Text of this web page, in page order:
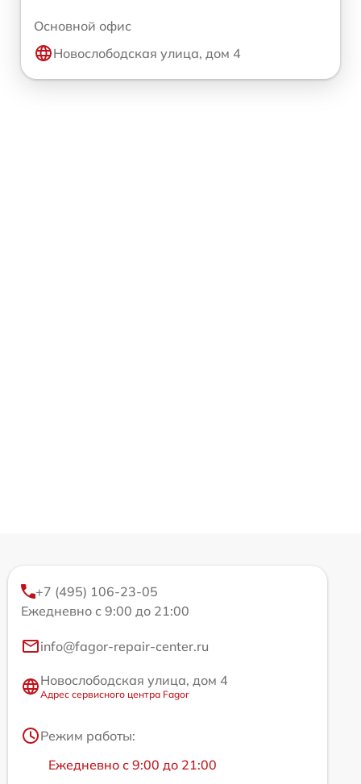
Основной офис
Новослободская улица, дом 4
+7 (495) 106-23-05
Ежедневно с 9:00 до 21:00
info@fagor-repair-center.ru
Новослободская улица, дом 4
Адрес сервисного центра Fagor
Режим работы:
Ежедневно с 9:00 до 21:00